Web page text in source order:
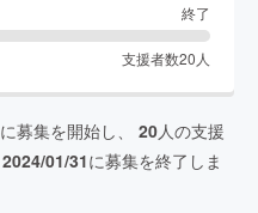
終了
支援者数20 人
に募集を開始し、 20人の支援
2024/01/31に募集を終了しま